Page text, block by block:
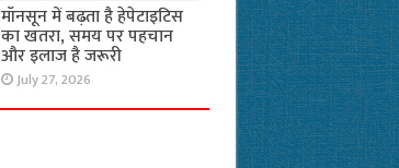
मॉनसून में बढ़ता है हेपेटाइटिस
का खतरा, समय पर पहचान
और इलाज है जरूरी
July 27, 2026